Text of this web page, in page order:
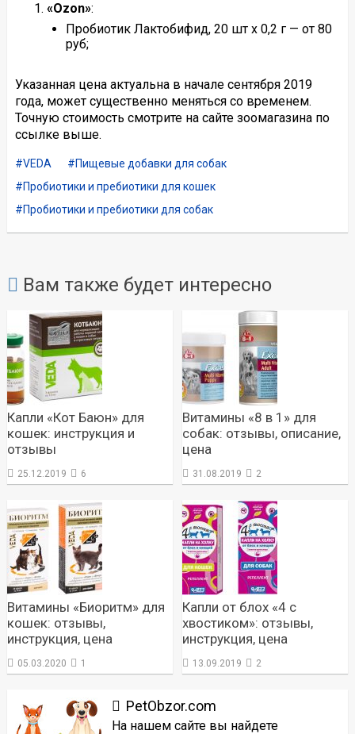
«Ozon»:
Пробиотик Лактобифид, 20 шт х 0,2 г — от 80
руб;
Указанная цена актуальна в начале сентября 2019
года, может существенно меняться со временем.
Точную стоимость смотрите на сайте зоомагазина по
ссылке выше.
VEDA
Пищевые добавки для собак
Пробиотики и пребиотики для кошек
Пробиотики и пребиотики для собак
Вам также будет интересно
Капли «Кот Баюн» для
кошек: инструкция и
отзывы
25.12.2019 6
Витамины «8 в 1» для
собак: отзывы, описание,
цена
31.08.2019 2
Витамины «Биоритм» для
кошек: отзывы,
инструкция, цена
05.03.2020 1
Капли от блох «4 с
хвостиком»: отзывы,
инструкция, цена
13.09.2019 2
PetObzor.com
На нашем сайте вы найдете